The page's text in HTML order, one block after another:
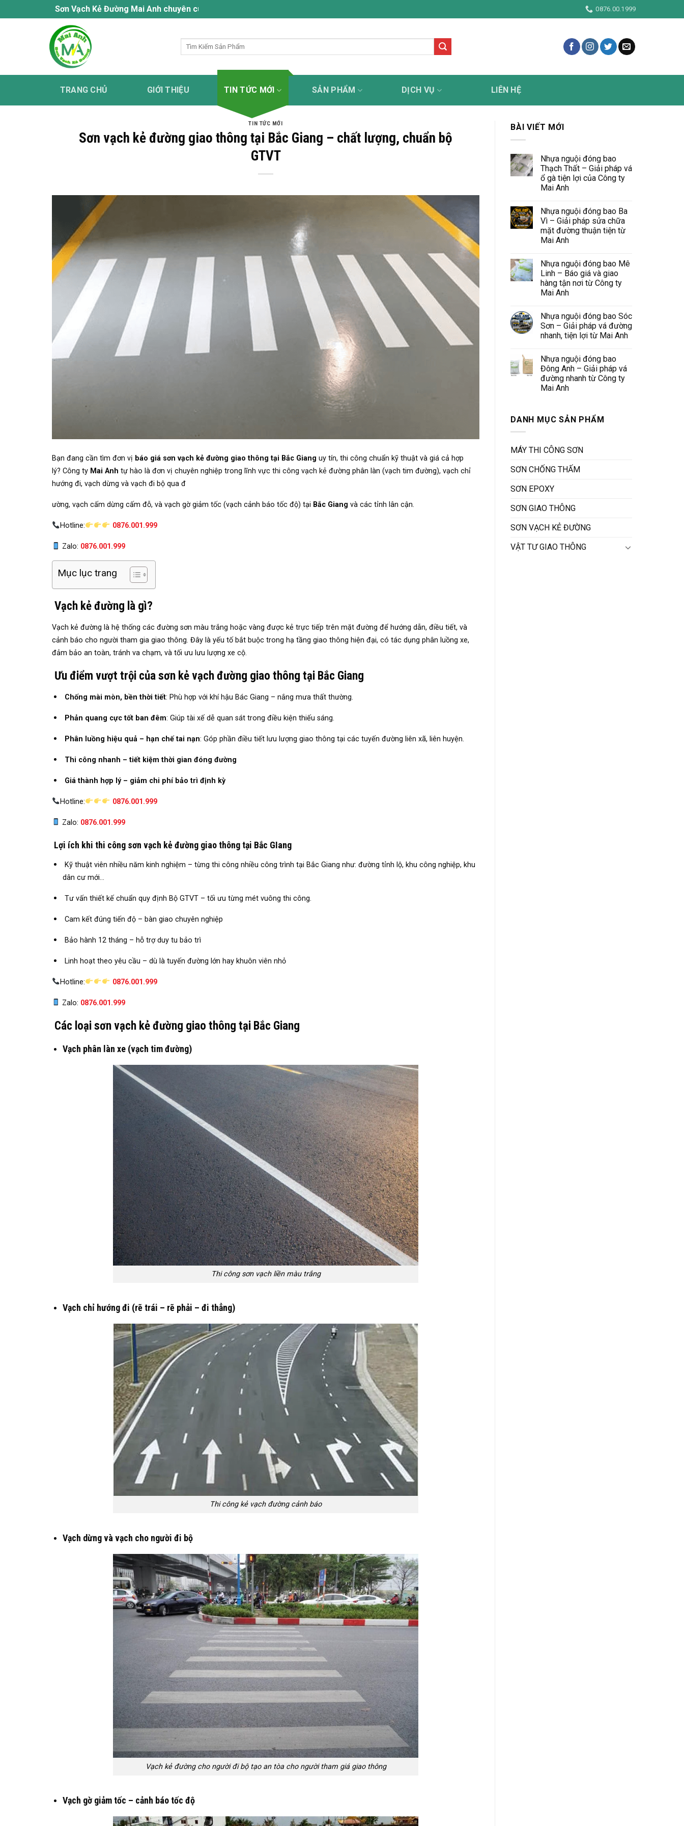
qua
Sơn Vạch Kẻ Đường Mai Anh chuyên cung cấp dịch vụ sơn kẻ đường uy tín - tận tâm - chuyên nghiệp - trách nhiệm 0876.00.1999
Tìm
TRANG CHỦ GIỚI THIỆU TIN TỨC MỚI SẢN PHẨM DỊCH VỤ LIÊN HỆ
TIN TỨC MỚI
Sơn vạch kẻ đường giao thông tại Bắc Giang – chất lượng, chuẩn bộ
GTVT
Bạn đang cần tìm đơn vị báo giá sơn vạch kẻ đường giao thông tại Bắc Giang uy tín, thi công chuẩn kỹ thuật và giá cả hợp
lý? Công ty Mai Anh tự hào là đơn vị chuyên nghiệp trong lĩnh vực thi công vạch kẻ đường phân làn (vạch tim đường), vạch chỉ
hướng đi, vạch dừng và vạch đi bộ qua đ
ường, vạch cấm dừng cấm đỗ, và vạch gờ giảm tốc (vạch cảnh báo tốc độ) tại Bắc Giang và các tỉnh lân cận.
Hotline: 0876.001.999
Zalo: 0876.001.999
Mục lục trang
Vạch kẻ đường là gì?
Vạch kẻ đường là hệ thống các đường sơn màu trắng hoặc vàng được kẻ trực tiếp trên mặt đường để hướng dẫn, điều tiết, và
cảnh báo cho người tham gia giao thông. Đây là yếu tố bắt buộc trong hạ tầng giao thông hiện đại, có tác dụng phân luồng xe,
đảm bảo an toàn, tránh va chạm, và tối ưu lưu lượng xe cộ.
Ưu điểm vượt trội của sơn kẻ vạch đường giao thông tại Bắc Giang
Chống mài mòn, bền thời tiết: Phù hợp với khí hậu Bác Giang – nắng mưa thất thường.
Phản quang cực tốt ban đêm: Giúp tài xế dễ quan sát trong điều kiện thiếu sáng.
Phân luồng hiệu quả – hạn chế tai nạn: Góp phần điều tiết lưu lượng giao thông tại các tuyến đường liên xã, liên huyện.
Thi công nhanh – tiết kiệm thời gian đóng đường
Giá thành hợp lý – giảm chi phí bảo trì định kỳ
Hotline: 0876.001.999
Zalo: 0876.001.999
Lợi ích khi thi công sơn vạch kẻ đường giao thông tại Bắc GIang
Kỹ thuật viên nhiều năm kinh nghiệm – từng thi công nhiều công trình tại Bắc Giang như: đường tỉnh lộ, khu công nghiệp, khu
dân cư mới…
Tư vấn thiết kế chuẩn quy định Bộ GTVT – tối ưu từng mét vuông thi công.
Cam kết đúng tiến độ – bàn giao chuyên nghiệp
Bảo hành 12 tháng – hỗ trợ duy tu bảo trì
Linh hoạt theo yêu cầu – dù là tuyến đường lớn hay khuôn viên nhỏ
Hotline: 0876.001.999
Zalo: 0876.001.999
Các loại sơn vạch kẻ đường giao thông tại Bắc Giang
Vạch phân làn xe (vạch tim đường)
Thi công sơn vạch liền màu trắng
Vạch chỉ hướng đi (rẽ trái – rẽ phải – đi thẳng)
Thi công kẻ vạch đường cảnh báo
Vạch dừng và vạch cho người đi bộ
Vạch kẻ đường cho người đi bộ tạo an tòa cho người tham giá giao thông
Vạch gờ giảm tốc – cảnh báo tốc độ
BÀI VIẾT MỚI
Nhựa nguội đóng bao
Thạch Thất – Giải pháp vá
ổ gà tiện lợi của Công ty
Mai Anh
Nhựa nguội đóng bao Ba
Vì – Giải pháp sửa chữa
mặt đường thuận tiện từ
Mai Anh
Nhựa nguội đóng bao Mê
Linh – Báo giá và giao
hàng tận nơi từ Công ty
Mai Anh
Nhựa nguội đóng bao Sóc
Sơn – Giải pháp vá đường
nhanh, tiện lợi từ Mai Anh
Nhựa nguội đóng bao
Đông Anh – Giải pháp vá
đường nhanh từ Công ty
Mai Anh
DANH MỤC SẢN PHẨM
MÁY THI CÔNG SƠN
SƠN CHỐNG THẤM
SƠN EPOXY
SƠN GIAO THÔNG
SƠN VẠCH KẺ ĐƯỜNG
VẬT TƯ GIAO THÔNG